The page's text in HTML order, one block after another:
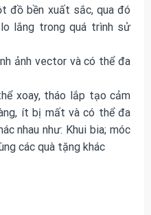
đồ bền xuất sắc, qua đó
lắng trong quá trình sử
ảnh vector và có thể đa
xoay, tháo lắp tạo cảm
ít bị mất và có thể đa
nhau như: Khui bia; móc
các quà tặng khác